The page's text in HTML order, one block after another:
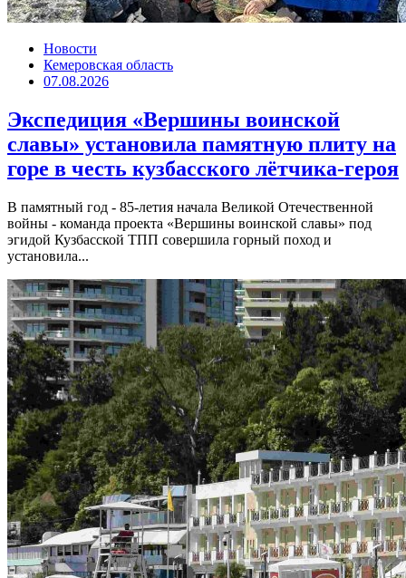
Новости
Кемеровская область
07.08.2026
Экспедиция «Вершины воинской
славы» установила памятную плиту на
горе в честь кузбасского лётчика-героя
В памятный год - 85-летия начала Великой Отечественной
войны - команда проекта «Вершины воинской славы» под
эгидой Кузбасской ТПП совершила горный поход и
установила...